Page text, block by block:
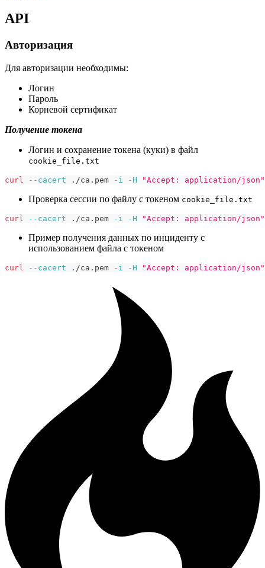
API
Авторизация
Для авторизации необходимы:
Логин
Пароль
Корневой сертификат
Получение токена
Логин и сохранение токена (куки) в файл
cookie_file.txt
curl --cacert ./ca.pem -i -H "Accept: application/json"
Проверка сессии по файлу с токеном cookie_file.txt
curl --cacert ./ca.pem -i -H "Accept: application/json"
Пример получения данных по инциденту с
использованием файла с токеном
curl --cacert ./ca.pem -i -H "Accept: application/json"